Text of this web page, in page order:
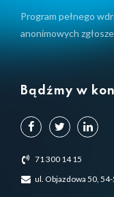
Program pełnego
anonimowych
Bądźmy w
71 300 14 15
ul. Objazdowa 50,